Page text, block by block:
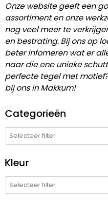
Onze website geeft een
assortiment en onze
nog veel meer te
en bestrating. Bij ons op
beter infomeren wat er
naar die ene unieke
perfecte tegel met
bij ons in Makkum!
Categorieën
Kleur